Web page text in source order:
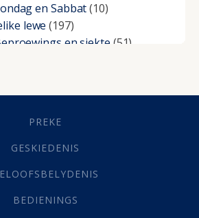
en Sabbat(10)
lewe (197)
en siekte (51)
Groei(10)
(21)
Grys Areas(4)
(3)
Selfondersoek(1)
PREKE
GESKIEDENIS
BEDIENINGS